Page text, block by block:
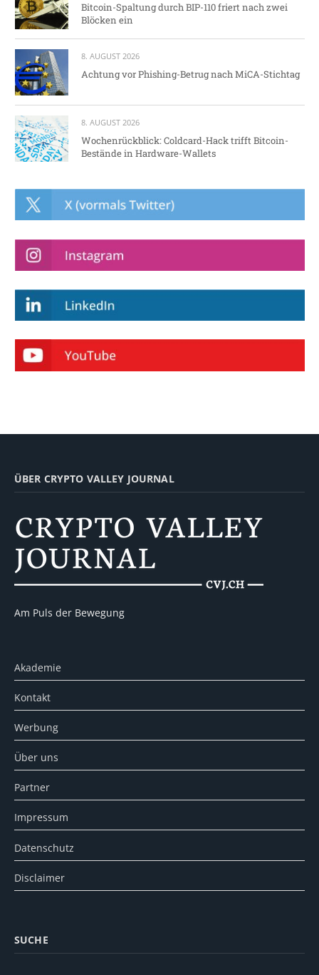
Bitcoin-Spaltung durch BIP-110 friert nach zwei
Blöcken ein
8. AUGUST 2026
Achtung vor Phishing-Betrug nach MiCA-Stichtag
8. AUGUST 2026
Wochenrückblick: Coldcard-Hack trifft Bitcoin-
Bestände in Hardware-Wallets
ÜBER CRYPTO VALLEY JOURNAL
Am Puls der Bewegung
Akademie
Kontakt
Werbung
Über uns
Partner
Impressum
Datenschutz
Disclaimer
SUCHE